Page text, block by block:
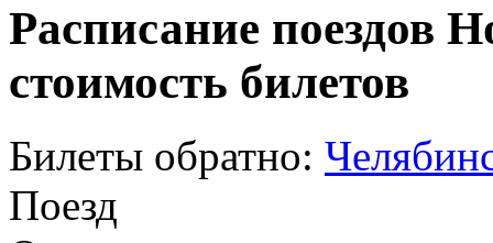
Расписание поездов
стоимость билетов
Билеты обратно:
Поезд